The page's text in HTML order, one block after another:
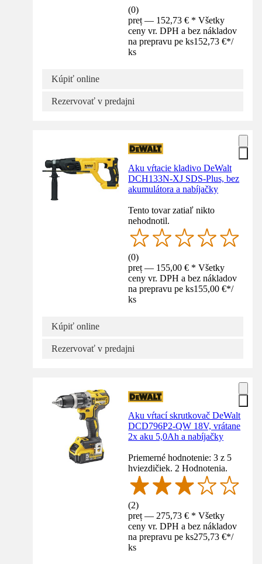
(0)
preț — 152,73 € * Všetky
ceny vr. DPH a bez nákladov
na prepravu pe ks152,73 €*/
ks
Kúpiť online
Rezervovať v predajni
Aku vŕtacie kladivo DeWalt
DCH133N-XJ SDS-Plus, bez
akumulátora a nabíjačky
Tento tovar zatiaľ nikto
nehodnotil.
(0)
preț — 155,00 € * Všetky
ceny vr. DPH a bez nákladov
na prepravu pe ks155,00 €*/
ks
Kúpiť online
Rezervovať v predajni
Aku vŕtací skrutkovač DeWalt
DCD796P2-QW 18V, vrátane
2x aku 5,0Ah a nabíjačky
Priemerné hodnotenie: 3 z 5
hviezdičiek. 2 Hodnotenia.
(2)
preț — 275,73 € * Všetky
ceny vr. DPH a bez nákladov
na prepravu pe ks275,73 €*/
ks